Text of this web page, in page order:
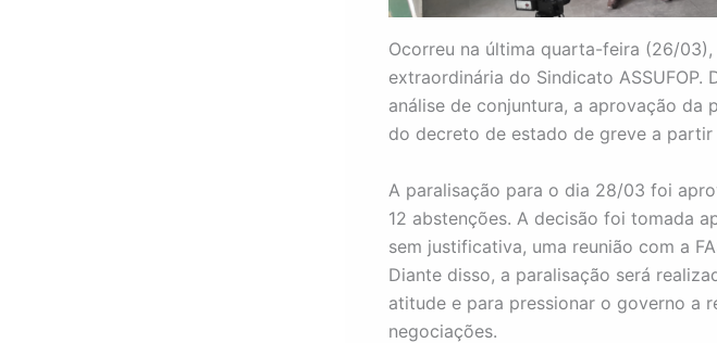
Ocorreu na última quarta-feira (26/
extraordinária do Sindicato ASSUFOP.
análise de conjuntura, a aprovação
do decreto de estado de greve a partir
A paralisação para o dia 28/03 foi
12 abstenções. A decisão foi tomada
sem justificativa, uma reunião com a
Diante disso, a paralisação será
atitude e para pressionar o governo a
negociações.